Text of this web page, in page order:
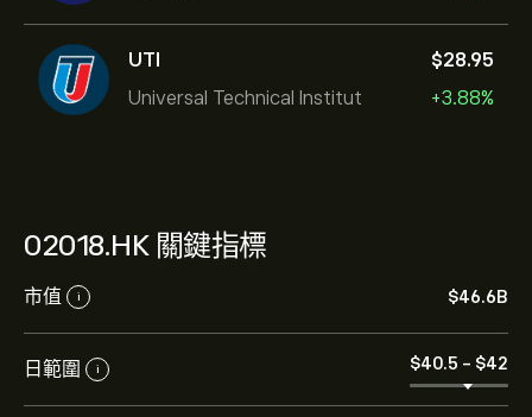
UTI
Universal Technical Institut
‎$‎28.95
+3.88%
02018.HK 關鍵指標
市值 i ‎$‎46.6B
日範圍 i ‎$‎40.5 - ‎$‎42